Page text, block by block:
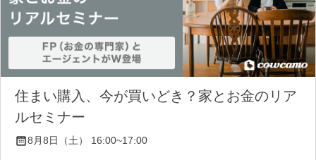
住まい購入、今が買いどき？家とお金のリア
ルセミナー
8月8日（土） 16:00~17:00